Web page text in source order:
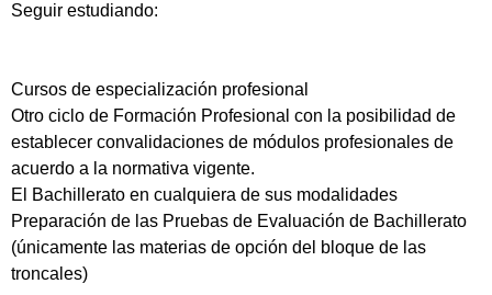
Seguir estudiando:
Cursos de especialización profesional
Otro ciclo de Formación Profesional con la posibilidad de
establecer convalidaciones de módulos profesionales de
acuerdo a la normativa vigente.
El Bachillerato en cualquiera de sus modalidades
Preparación de las Pruebas de Evaluación de Bachillerato
(únicamente las materias de opción del bloque de las
troncales)